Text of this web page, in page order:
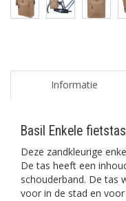
Informatie
Basil Enkele
Deze zandkleurige
De tas heeft een
schouderband. De tas
voor in de stad en